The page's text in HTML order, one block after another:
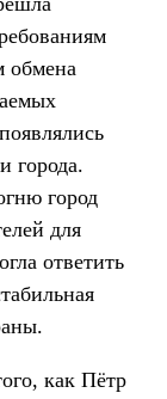
обмена
города.
город
для
ответить
как Пётр